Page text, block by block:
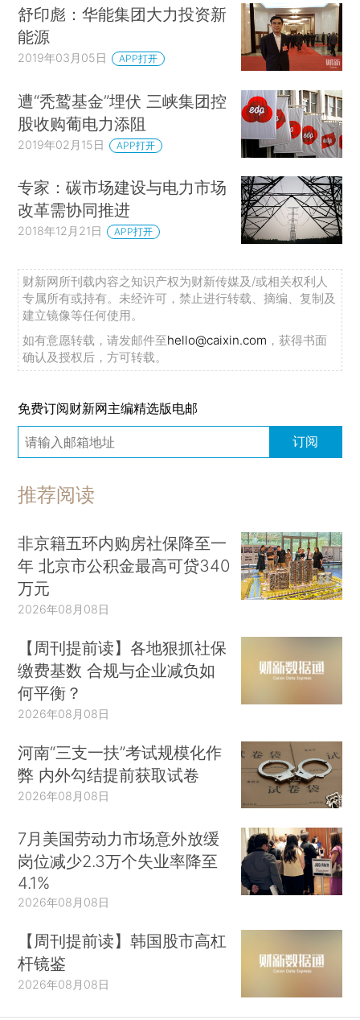
舒印彪：华能集团大力投资新
能源
2019年03月05日 APP打开
遭“秃鹫基金”埋伏 三峡集团控
股收购葡电力添阻
2019年02月15日 APP打开
专家：碳市场建设与电力市场
改革需协同推进
2018年12月21日 APP打开
财新网所刊载内容之知识产权为财新传媒及/或相关权利人
专属所有或持有。未经许可，禁止进行转载、摘编、复制及
建立镜像等任何使用。
如有意愿转载，请发邮件至hello@caixin.com ，获得书面
确认及授权后，方可转载。
免费订阅财新网主编精选版电邮
订阅
推荐阅读
非京籍五环内购房社保降至一
年 北京市公积金最高可贷340
万元
2026年08月08日
【周刊提前读】各地狠抓社保
缴费基数 合规与企业减负如
何平衡？
2026年08月08日
河南“三支一扶”考试规模化作
弊 内外勾结提前获取试卷
2026年08月08日
7月美国劳动力市场意外放缓
岗位减少2.3万个失业率降至
4.1%
2026年08月08日
【周刊提前读】韩国股市高杠
杆镜鉴
2026年08月08日